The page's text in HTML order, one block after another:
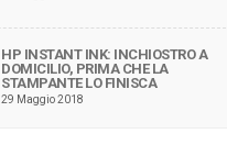
HP INSTANT INK: INCHIOSTRO A
DOMICILIO, PRIMA CHE LA
STAMPANTE LO FINISCA
29 Maggio 2018